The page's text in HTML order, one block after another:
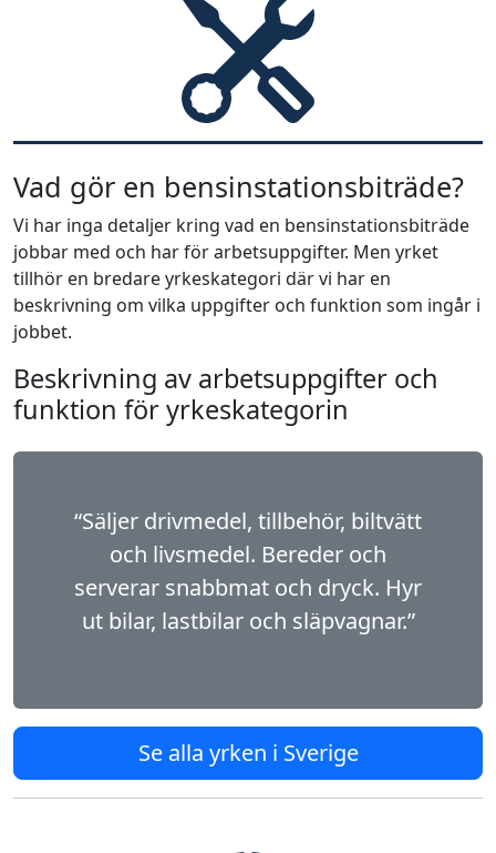
Vad gör en bensinstationsbiträde?
Vi har inga detaljer kring vad en bensinstationsbiträde
jobbar med och har för arbetsuppgifter. Men yrket
tillhör en bredare yrkeskategori där vi har en
beskrivning om vilka uppgifter och funktion som ingår i
jobbet.
Beskrivning av arbetsuppgifter och
funktion för yrkeskategorin
“Säljer drivmedel, tillbehör, biltvätt
och livsmedel. Bereder och
serverar snabbmat och dryck. Hyr
ut bilar, lastbilar och släpvagnar.”
Se alla yrken i Sverige